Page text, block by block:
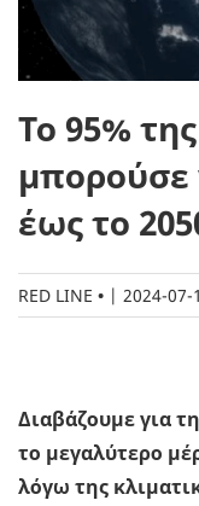
Το 95%
μπορούσε
έως το
RED LINE | 2024-07-
Διαβάζουμε για
το μεγαλύτερο
λόγω της